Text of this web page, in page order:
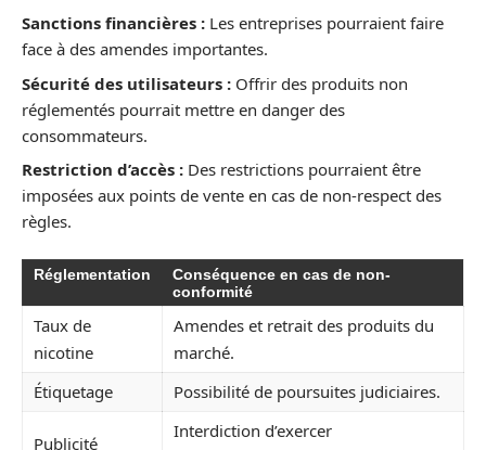
Sanctions financières : Les entreprises pourraient faire
face à des amendes importantes.
Sécurité des utilisateurs : Offrir des produits non
réglementés pourrait mettre en danger des
consommateurs.
Restriction d’accès : Des restrictions pourraient être
imposées aux points de vente en cas de non-respect des
règles.
Réglementation
Conséquence en cas de non-
conformité
Taux de
nicotine
Amendes et retrait des produits du
marché.
Étiquetage
Possibilité de poursuites judiciaires.
Publicité
Interdiction d’exercer